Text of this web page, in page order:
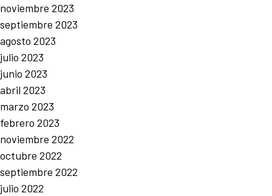
noviembre 2023
septiembre 2023
agosto 2023
julio 2023
junio 2023
abril 2023
marzo 2023
febrero 2023
noviembre 2022
octubre 2022
septiembre 2022
julio 2022